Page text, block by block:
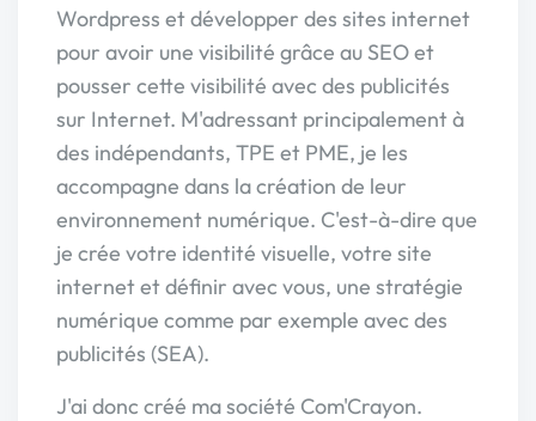
Wordpress et développer des sites internet
pour avoir une visibilité grâce au SEO et
pousser cette visibilité avec des publicités
sur Internet. M'adressant principalement à
des indépendants, TPE et PME, je les
accompagne dans la création de leur
environnement numérique. C'est-à-dire que
je crée votre identité visuelle, votre site
internet et définir avec vous, une stratégie
numérique comme par exemple avec des
publicités (SEA).
J'ai donc créé ma société Com'Crayon.